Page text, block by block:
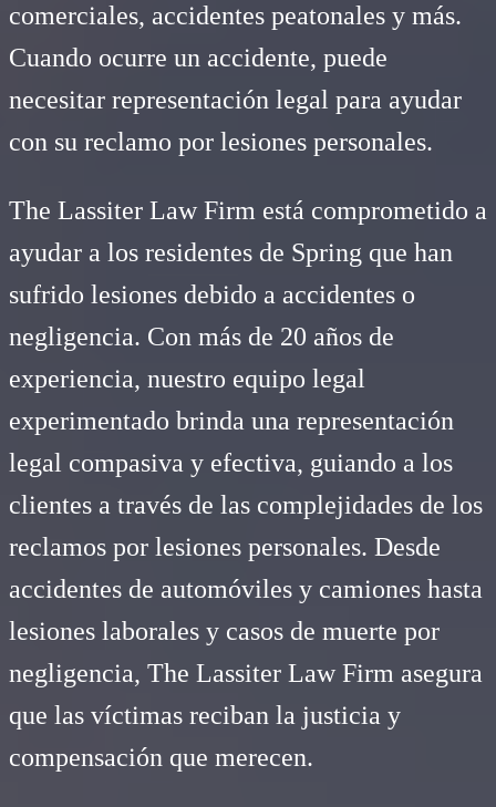
comerciales, accidentes peatonales y más.
Cuando ocurre un accidente, puede
necesitar representación legal para ayudar
con su reclamo por lesiones personales.
The Lassiter Law Firm está comprometido a
ayudar a los residentes de Spring que han
sufrido lesiones debido a accidentes o
negligencia. Con más de 20 años de
experiencia, nuestro equipo legal
experimentado brinda una representación
legal compasiva y efectiva, guiando a los
clientes a través de las complejidades de los
reclamos por lesiones personales. Desde
accidentes de automóviles y camiones hasta
lesiones laborales y casos de muerte por
negligencia, The Lassiter Law Firm asegura
que las víctimas reciban la justicia y
compensación que merecen.